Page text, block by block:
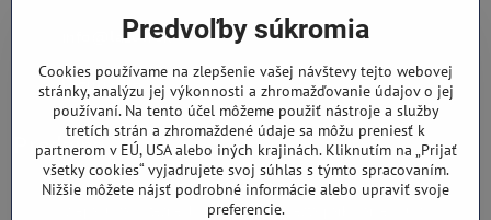
info​@lazuli​.sk
Lazuli s​.r​.o​.
Predajňa
Nové Zámky, Pri gymnáziu 6
(slepá ulica), v tesnej blízkosti centra mesta, parkovanie v ulici
Predvoľby súkromia
Cookies používame na zlepšenie vašej návštevy tejto webovej
stránky, analýzu jej výkonnosti a zhromažďovanie údajov o jej
používaní. Na tento účel môžeme použiť nástroje a služby
tretích strán a zhromaždené údaje sa môžu preniesť k
partnerom v EÚ, USA alebo iných krajinách. Kliknutím na „Prijať
všetky cookies“ vyjadrujete svoj súhlas s týmto spracovaním.
Nižšie môžete nájsť podrobné informácie alebo upraviť svoje
preferencie.